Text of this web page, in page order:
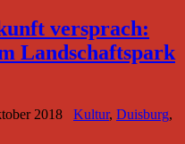
versprach:
Landschaftspark
2018 Kultur, Duisburg,